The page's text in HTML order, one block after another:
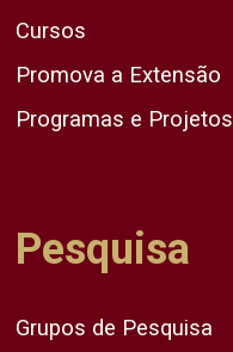
Cursos
Promova a Extensão
Programas e Projetos
Pesquisa
Grupos de Pesquisa